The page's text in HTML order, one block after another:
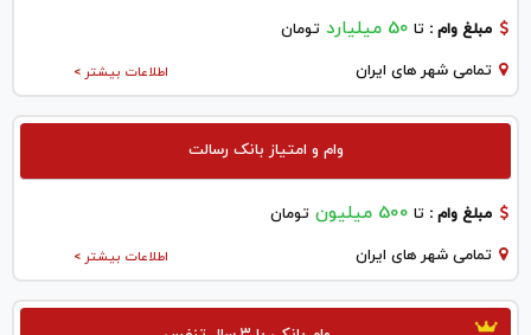
مبلغ وام : تا 50 میلیارد تومان
اطلاعات بیشتر > تمامی شهر های ایران
وام و امتیاز بانک رسالت
مبلغ وام : تا 500 میلیون تومان
اطلاعات بیشتر > تمامی شهر های ایران